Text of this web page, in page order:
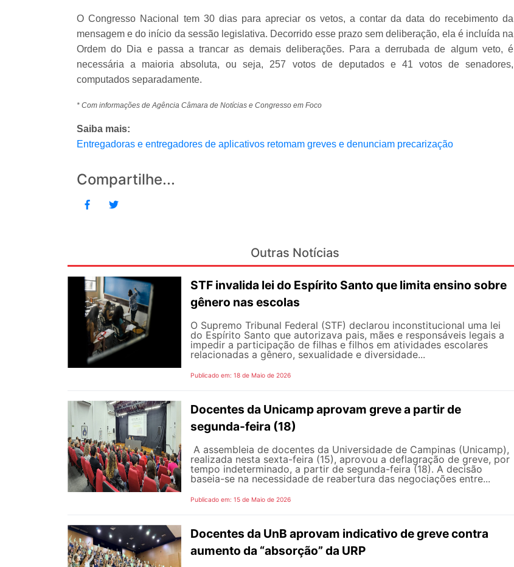
O Congresso Nacional tem 30 dias para apreciar os vetos, a contar da data do recebimento da
mensagem e do início da sessão legislativa. Decorrido esse prazo sem deliberação, ela é incluída na
Ordem do Dia e passa a trancar as demais deliberações. Para a derrubada de algum veto, é
necessária a maioria absoluta, ou seja, 257 votos de deputados e 41 votos de senadores,
computados separadamente.
* Com informações de Agência Câmara de Notícias e Congresso em Foco
Saiba mais:
Entregadoras e entregadores de aplicativos retomam greves e denunciam precarização
Compartilhe...
Outras Notícias
STF invalida lei do Espírito Santo que limita ensino sobre
gênero nas escolas
O Supremo Tribunal Federal (STF) declarou inconstitucional uma lei
do Espírito Santo que autorizava pais, mães e responsáveis legais ​​a
impedir a participação de filhas e filhos em atividades escolares
relacionadas a gênero, sexualidade e diversidade...
Publicado em: 18 de Maio de 2026
Docentes da Unicamp aprovam greve a partir de
segunda-feira (18)
A assembleia de docentes da Universidade de Campinas (Unicamp),
realizada nesta sexta-feira (15), aprovou a deflagração de greve, por
tempo indeterminado, a partir de segunda-feira (18). A decisão
baseia-se na necessidade de reabertura das negociações entre...
Publicado em: 15 de Maio de 2026
Docentes da UnB aprovam indicativo de greve contra
aumento da “absorção” da URP